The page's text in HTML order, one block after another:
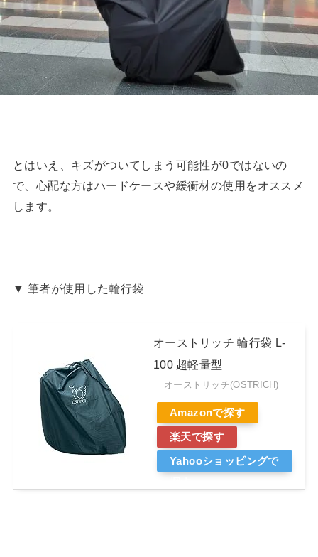
とはいえ、キズがついてしまう可能性が0ではないの
で、心配な方はハードケースや緩衝材の使用をオススメ
します。
▼ 筆者が使用した輪行袋
オーストリッチ 輪行袋 L-
100 超軽量型
オーストリッチ(OSTRICH)
Amazonで探す
楽天で探す
Yahooショッピングで